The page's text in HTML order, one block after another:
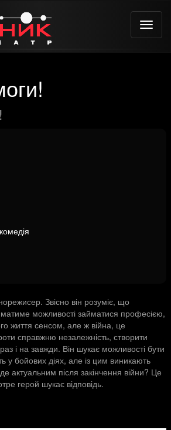
Toggle
Звісно він розуміє, що
можливості займатися професією,
життя сенсом, але ж війна, це
справжню незалежність, створити
і на завжди. Він шукає можливості бути
у бойових діях, але із цим виникають
актуальним після закінчення війни? Це
герой шукає відповідь.